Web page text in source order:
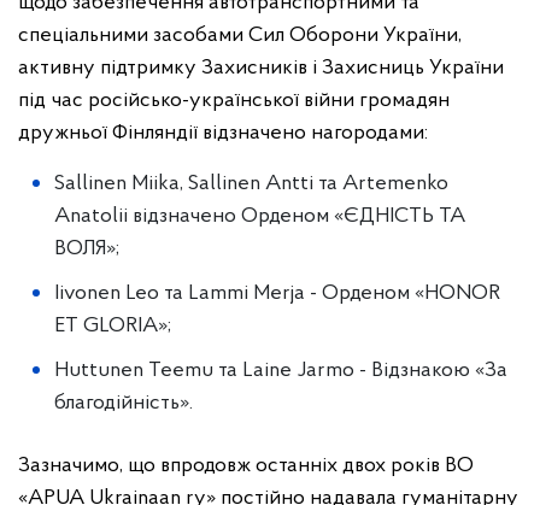
спеціальними засобами Сил Оборони України,
активну підтримку Захисників і Захисниць України
під час російсько-української війни громадян
дружньої Фінляндії відзначено нагородами:
Sallinen Miika, Sallinen Antti та Artemenko
Anatolii відзначено Орденом «ЄДНІСТЬ ТА
ВОЛЯ»;
Iivonen Leo та Lammi Merja - Орденом «HONOR
ET GLORIA»;
Huttunen Teemu та Laine Jarmo - Відзнакою «За
благодійність».
Зазначимо, що впродовж останніх двох років ВО
«APUA Ukrainaan ry» постійно надавала гуманітарну